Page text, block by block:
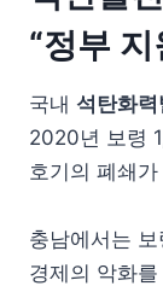
“정부
국내 석탄화
2020년 보령
호기의 폐쇄
충남에서는
경제의 악화